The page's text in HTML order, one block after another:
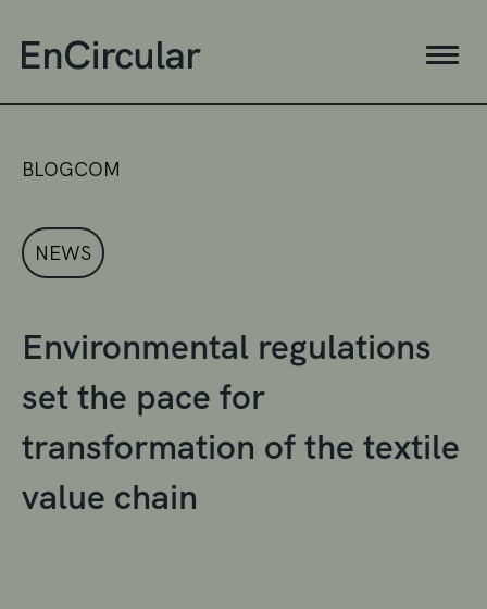
BLOGCOM
NEWS
Environmental regulations
set the pace for
transformation of the textile
value chain